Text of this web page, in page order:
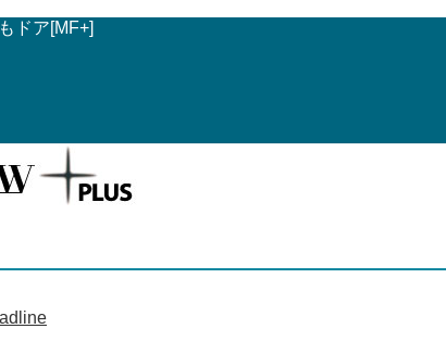
ドア[MF+]